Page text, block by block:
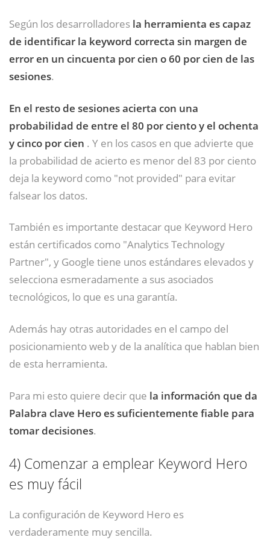
Según los desarrolladores la herramienta es capaz
de identificar la keyword correcta sin margen de
error en un cincuenta por cien o 60 por cien de las
sesiones.
En el resto de sesiones acierta con una
probabilidad de entre el 80 por ciento y el ochenta
y cinco por cien . Y en los casos en que advierte que
la probabilidad de acierto es menor del 83 por ciento
deja la keyword como "not provided" para evitar
falsear los datos.
También es importante destacar que Keyword Hero
están certificados como "Analytics Technology
Partner", y Google tiene unos estándares elevados y
selecciona esmeradamente a sus asociados
tecnológicos, lo que es una garantía.
Además hay otras autoridades en el campo del
posicionamiento web y de la analítica que hablan bien
de esta herramienta.
Para mi esto quiere decir que la información que da
Palabra clave Hero es suficientemente fiable para
tomar decisiones.
4) Comenzar a emplear Keyword Hero
es muy fácil
La configuración de Keyword Hero es
verdaderamente muy sencilla.